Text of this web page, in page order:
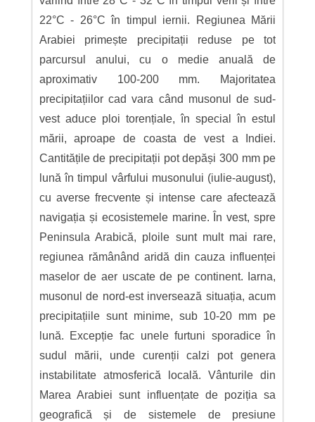
22°C - 26°C în timpul iernii. Regiunea Mării
Arabiei primește precipitații reduse pe tot
parcursul anului, cu o medie anuală de
aproximativ 100-200 mm. Majoritatea
precipitațiilor cad vara când musonul de sud-
vest aduce ploi torențiale, în special în estul
mării, aproape de coasta de vest a Indiei.
Cantitățile de precipitații pot depăși 300 mm pe
lună în timpul vârfului musonului (iulie-august),
cu averse frecvente și intense care afectează
navigația și ecosistemele marine. În vest, spre
Peninsula Arabică, ploile sunt mult mai rare,
regiunea rămânând aridă din cauza influenței
maselor de aer uscate de pe continent. Iarna,
musonul de nord-est inversează situația, acum
precipitațiile sunt minime, sub 10-20 mm pe
lună. Excepție fac unele furtuni sporadice în
sudul mării, unde curenții calzi pot genera
instabilitate atmosferică locală. Vânturile din
Marea Arabiei sunt influențate de poziția sa
geografică și de sistemele de presiune